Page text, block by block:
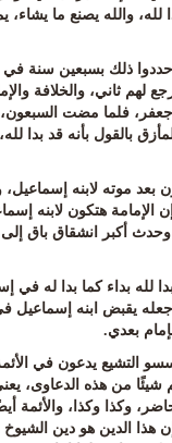
لله، والله يصنع ما يشاء،
ذلك بسبعين سنة في
لهم ثاني، والخلافة
جعفر، فلما مضت
بأنه قد بدا لله،
بعد موته لابنه
الإمامة هتكون لابنه
أكبر انشقاق باق
لله بداء كما بدا له في
يقبض ابنه إسماعيل في
بعدي.
التشيع يدعون في
شيئًا من هذه الدعاوى،
وكذا وكذا، والأئمة
هذا الدين هو دين الشيوخ